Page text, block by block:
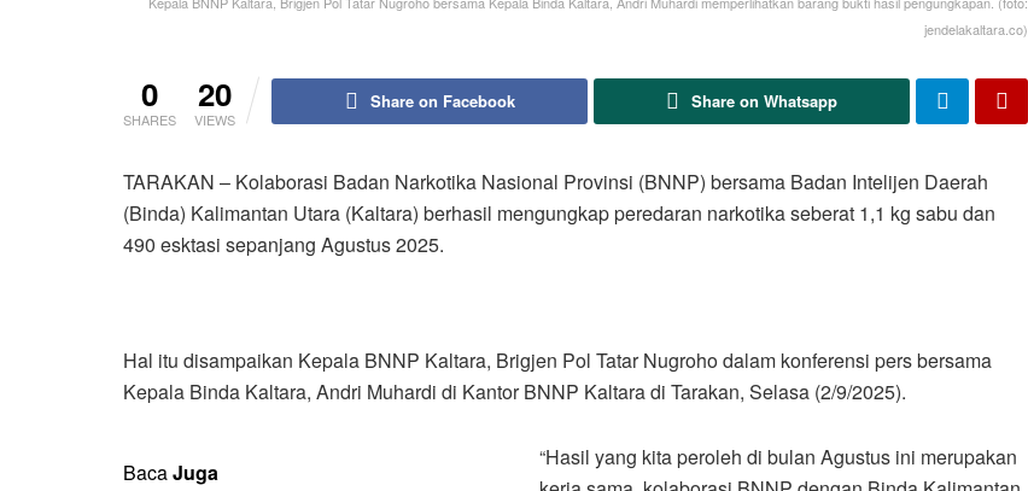
jendelakaltara.co)
0
SHARES
20
VIEWS
Share on Facebook Share on Whatsapp
TARAKAN – Kolaborasi Badan Narkotika Nasional Provinsi (BNNP) bersama Badan Intelijen Daerah
(Binda) Kalimantan Utara (Kaltara) berhasil mengungkap peredaran narkotika seberat 1,1 kg sabu dan
490 esktasi sepanjang Agustus 2025.
Hal itu disampaikan Kepala BNNP Kaltara, Brigjen Pol Tatar Nugroho dalam konferensi pers bersama
Kepala Binda Kaltara, Andri Muhardi di Kantor BNNP Kaltara di Tarakan, Selasa (2/9/2025).
BacaJuga
“Hasil yang kita peroleh di bulan Agustus ini merupakan